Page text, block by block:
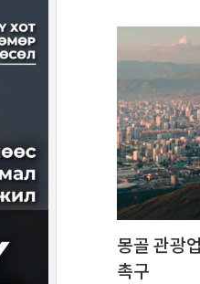
몽골 관광
촉구